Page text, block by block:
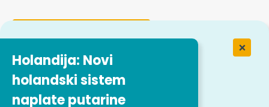
Holandija: Novi
holandski sistem
naplate putarine
Obrazac za kontakt
Rad u Easitrip transportnim
uslugama